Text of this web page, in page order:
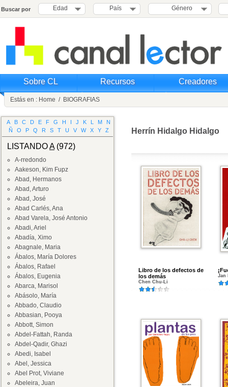
Buscar por Edad País Género
Sobre CL Recursos Creadores
Estás en : Home / BIOGRAFIAS
A B C D E F G H I J K L M
N
Ñ
O P Q R S T U V W X Y Z
LISTANDOA(972)
A-rredondo
Aakeson, Kim Fupz
Abad, Hermanos
Abad, Arturo
Abad, José
Abad Carlés, Ana
Abad Varela, José Antonio
Abadi, Ariel
Abadía, Ximo
Abagnale, Maria
Ábalos, María Dolores
Ábalos, Rafael
Ábalos, Eugenia
Abarca, Marisol
Abásolo, María
Abbado, Claudio
Abbasian, Pooya
Abbott, Simon
Abdel-Fattah, Randa
Abdel-Qadir, Ghazi
Abedi, Isabel
Abel, Jessica
Abel Prot, Viviane
Abeleira, Juan
Herrín Hidalgo Hidalgo
Libro de los defectos de
los demás
Chen Chu-Li
Jan